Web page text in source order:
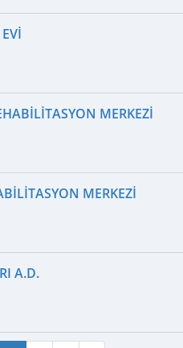
MERKEZI
MERKEZI
A.D.